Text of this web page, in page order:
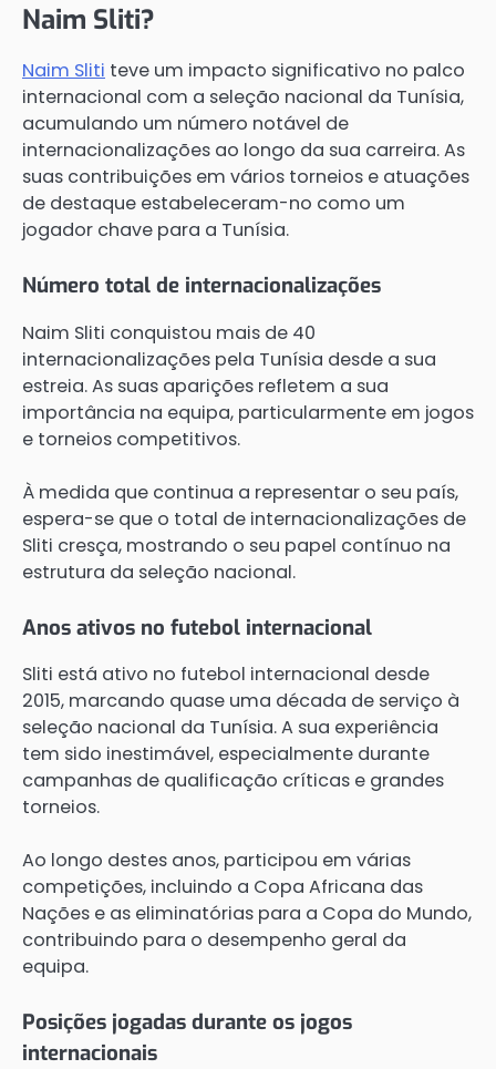
Naim Sliti?
Naim Sliti teve um impacto significativo no palco
internacional com a seleção nacional da Tunísia,
acumulando um número notável de
internacionalizações ao longo da sua carreira. As
suas contribuições em vários torneios e atuações
de destaque estabeleceram-no como um
jogador chave para a Tunísia.
Número total de internacionalizações
Naim Sliti conquistou mais de 40
internacionalizações pela Tunísia desde a sua
estreia. As suas aparições refletem a sua
importância na equipa, particularmente em jogos
e torneios competitivos.
À medida que continua a representar o seu país,
espera-se que o total de internacionalizações de
Sliti cresça, mostrando o seu papel contínuo na
estrutura da seleção nacional.
Anos ativos no futebol internacional
Sliti está ativo no futebol internacional desde
2015, marcando quase uma década de serviço à
seleção nacional da Tunísia. A sua experiência
tem sido inestimável, especialmente durante
campanhas de qualificação críticas e grandes
torneios.
Ao longo destes anos, participou em várias
competições, incluindo a Copa Africana das
Nações e as eliminatórias para a Copa do Mundo,
contribuindo para o desempenho geral da
equipa.
Posições jogadas durante os jogos
internacionais